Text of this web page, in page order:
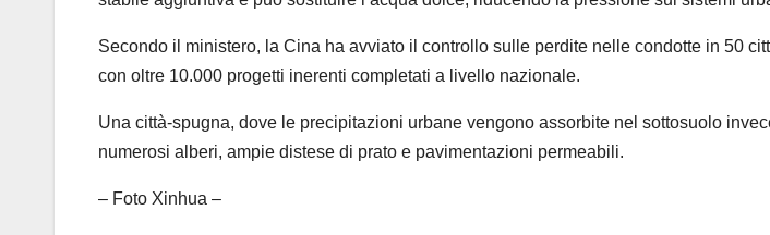
Secondo il ministero, la Cina ha avviato il controllo sulle perdite nelle condotte in 50
con oltre 10.000 progetti inerenti completati a livello nazionale.
Una città-spugna, dove le precipitazioni urbane vengono assorbite nel sottosuolo
numerosi alberi, ampie distese di prato e pavimentazioni permeabili.
– Foto Xinhua –